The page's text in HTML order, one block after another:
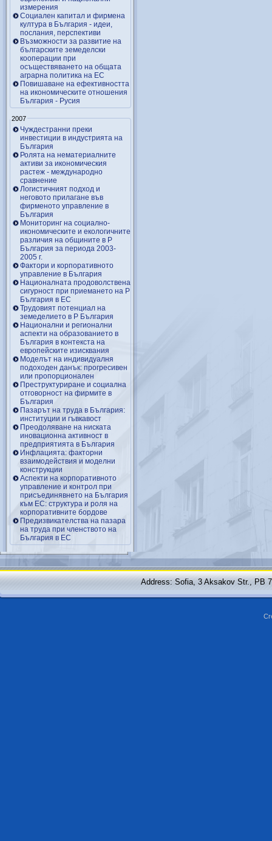
измерения
Социален капитал и фирмена
култура в България - идеи,
послания, перспективи
Възможности за развитие на
българските земеделски
кооперации при
осъществяването на общата
аграрна политика на ЕС
Повишаване на ефективността
на икономическите отношения
България - Русия
2007
Чуждестранни преки
инвестиции в индустрията на
България
Ролята на нематериалните
активи за икономическия
растеж - международно
сравнение
Логистичният подход и
неговото прилагане във
фирменото управление в
България
Мониторинг на социално-
икономическите и екологичните
различия на общините в Р
България за периода 2003-
2005 г.
Фактори и корпоративното
управление в България
Националната продоволствена
сигурност при приемането на Р
България в ЕС
Трудовият потенциал на
земеделието в Р България
Национални и регионални
аспекти на образованието в
България в контекста на
европейските изисквания
Моделът на индивидуалня
подоходен данък: прогресивен
или пропорционален
Преструктуриране и социална
отговорност на фирмите в
България
Пазарът на труда в България:
институции и гъвкавост
Преодоляване на ниската
иновационна активност в
предприятията в България
Инфлацията: факторни
взаимодействия и моделни
конструкции
Аспекти на корпоративното
управление и контрол при
присъединявнето на България
към ЕС: структура и роля на
корпоративните бордове
Предизвикателства на пазара
на труда при членството на
България в ЕС
Address: Sofia, 3 Aksakov Str., PB